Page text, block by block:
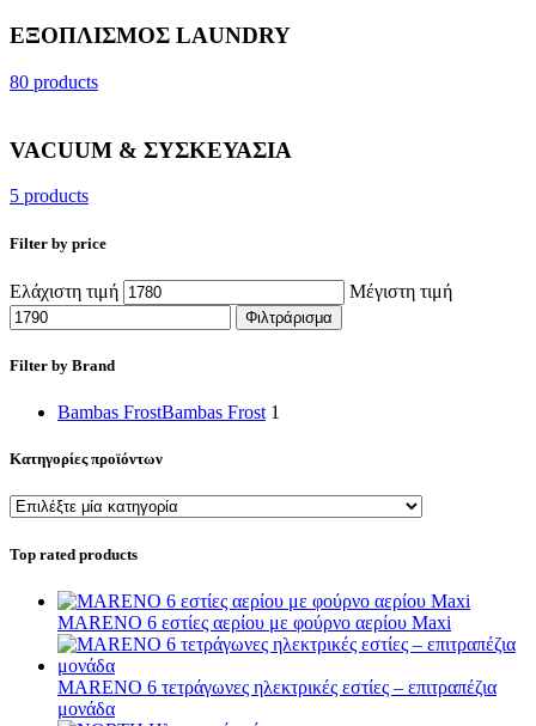
ΕΞΟΠΛΙΣΜΟΣ LAUNDRY
80 products
VACUUM & ΣΥΣΚΕΥΑΣΙΑ
5 products
Filter by price
Ελάχιστη τιμή Μέγιστη τιμή
Φιλτράρισμα
Filter by Brand
Bambas FrostBambas Frost 1
Κατηγορίες προϊόντων
Top rated products
MARENO 6 εστίες αερίου με φούρνο αερίου Maxi
MARENO 6 τετράγωνες ηλεκτρικές εστίες – επιτραπέζια
μονάδα